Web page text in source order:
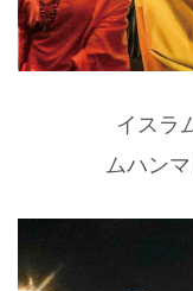
イスラ
ムハン